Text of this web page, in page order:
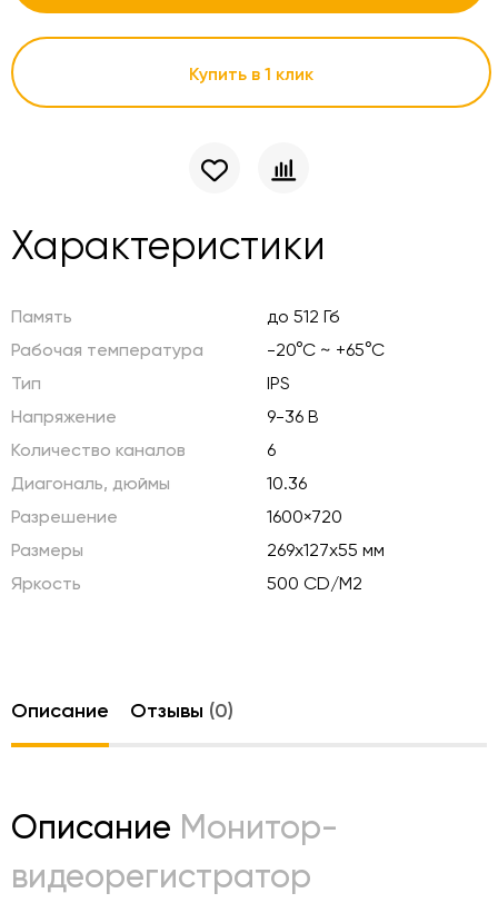
Купить в 1 клик
Характеристики
Память
до 512 Гб
Рабочая температура
-20°C ~ +65°C
Тип
IPS
Напряжение
9-36 В
Количество каналов
6
Диагональ, дюймы
10.36
Разрешение
1600×720
Размеры
269х127х55 мм
Яркость
500 CD/M2
Описание Отзывы (0)
Описание Монитор-
видеорегистратор